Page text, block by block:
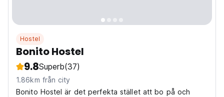
Hostel
Bonito Hostel
9.8Superb(37)
1.86km från city
Bonito Hostel är det perfekta stället att bo på och